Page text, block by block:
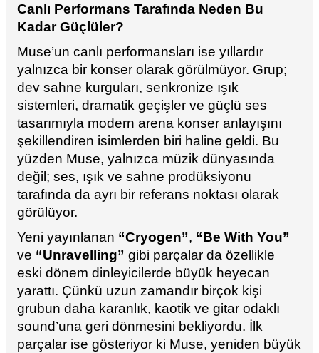
Canlı Performans Tarafında Neden Bu
Kadar Güçlüler?
Muse’un canlı performansları ise yıllardır
yalnızca bir konser olarak görülmüyor. Grup;
dev sahne kurguları, senkronize ışık
sistemleri, dramatik geçişler ve güçlü ses
tasarımıyla modern arena konser anlayışını
şekillendiren isimlerden biri haline geldi. Bu
yüzden Muse, yalnızca müzik dünyasında
değil; ses, ışık ve sahne prodüksiyonu
tarafında da ayrı bir referans noktası olarak
görülüyor.
Yeni yayınlanan “Cryogen”, “Be With You”
ve “Unravelling” gibi parçalar da özellikle
eski dönem dinleyicilerde büyük heyecan
yarattı. Çünkü uzun zamandır birçok kişi
grubun daha karanlık, kaotik ve gitar odaklı
sound’una geri dönmesini bekliyordu. İlk
parçalar ise gösteriyor ki Muse, yeniden büyük